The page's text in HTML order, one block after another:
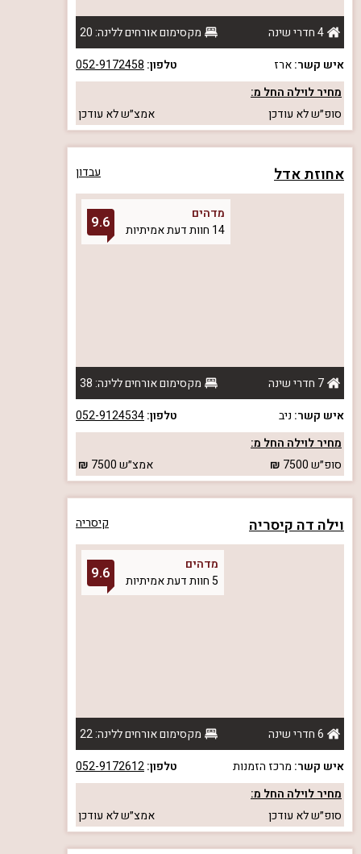
4 חדרי שינה
מקסימום אורחים ללינה: 20
איש קשר:ארז טלפון: 052-9172458
מחיר לוילה החל מ:
סופ״שלא עודכן אמצ״שלא עודכן
אחוזת אדל עבדון
מדהים
14 חוות דעת אמיתיות
9.6
7 חדרי שינה
מקסימום אורחים ללינה: 38
איש קשר: ניב טלפון:052-9124534
מחיר לוילה החל מ:
סופ״ש7500 אמצ״ש7500
וילה דה קיסריה קיסריה
מדהים
5 חוות דעת אמיתיות
9.6
6 חדרי שינה
מקסימום אורחים ללינה: 22
איש קשר: מרכז הזמנות טלפון:052-9172612
מחיר לוילה החל מ:
סופ״שלא עודכן אמצ״שלא עודכן